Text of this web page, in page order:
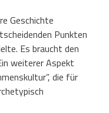
Geschichte
Punkten
Es braucht den
weiterer Aspekt
die für